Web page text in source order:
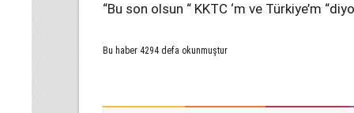
“Bu son olsun “ KKTC ‘m ve Türkiye’m
Bu haber 4294 defa okunmuştur